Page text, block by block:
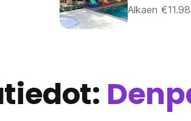
Alkaen €11.98